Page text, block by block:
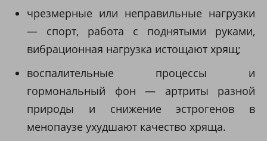
чрезмерные или неправильные нагрузки
— спорт, работа с поднятыми руками,
вибрационная нагрузка истощают хрящ;
воспалительные процессы и
гормональный фон — артриты разной
природы и снижение эстрогенов в
менопаузе ухудшают качество хряща.